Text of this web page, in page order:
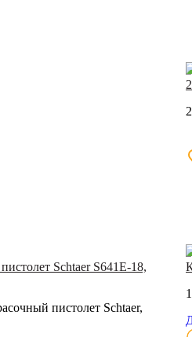
Schtaer S641E-18,
пистолет Schtaer,